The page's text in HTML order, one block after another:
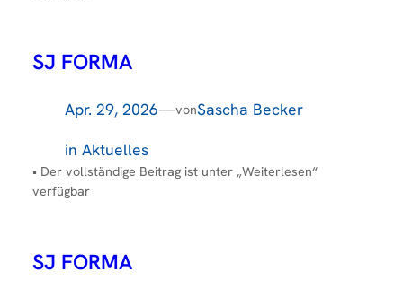
SJ FORMA
Apr. 29, 2026—vonSascha Becker
in Aktuelles
• Der vollständige Beitrag ist unter „Weiterlesen“
verfügbar
SJ FORMA